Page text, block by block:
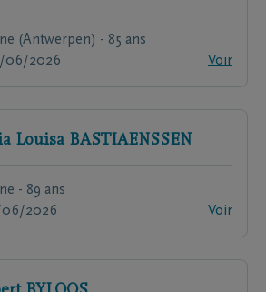
(Antwerpen) - 85 ans
06/2026
Voir
Louisa BASTIAENSSEN
- 89 ans
06/2026
Voir